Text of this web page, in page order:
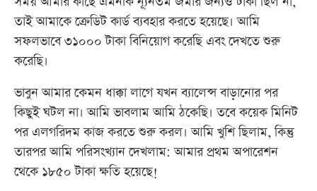
তাই আমাকে ক্রেডিট কার্ড ব্যবহার করতে হয়েছে। আমি
সফলভাবে ৩১০০০ টাকা বিনিয়োগ করেছি এবং দেখতে শুরু
করেছি।
ভাবুন আমার কেমন ধাক্কা লাগে যখন ব্যালেন্স বাড়ানোর পর
কিছুই ঘটল না। আমি ভাবলাম আমি ঠকেছি। তবে কয়েক মিনিট
পর এলগরিদম কাজ করতে শুরু করল। আমি খুশি ছিলাম, কিন্তু
তারপর আমি পরিসংখ্যান দেখলাম: আমার প্রথম অপারেশন
থেকে ১৮৫০ টাকা ক্ষতি হয়েছে!